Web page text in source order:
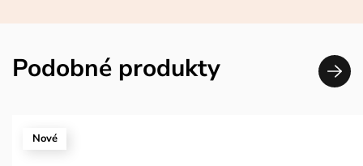
Podobné produkty
Nové